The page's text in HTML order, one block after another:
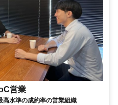
営業
高水準の成約率の営業組織